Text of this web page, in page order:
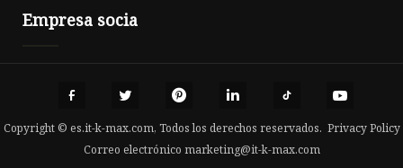
Empresa socia
Copyright © es.it-k-max.com, Todos los derechos reservados. Privacy Policy
Correo electrónico marketing@it-k-max.com